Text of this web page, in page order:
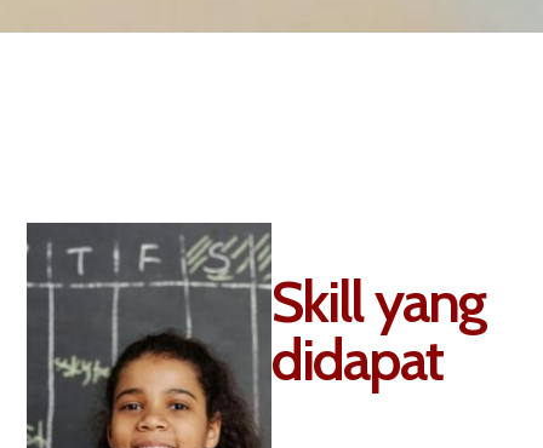
Skill yang
didapat